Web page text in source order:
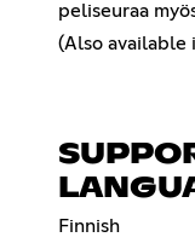
peliseuraa
(Also available
Finnish